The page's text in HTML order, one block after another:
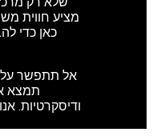
מציע חווית
כאן כדי
אל תתפשר על
תמצא
ודיסקרטיות.